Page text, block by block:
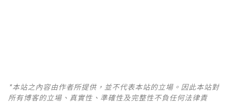
*本站之內容由作者所提供，並不代表本站的立場。因此本站對
所有博客的立場、真實性、準確性及完整性不負任何法律責